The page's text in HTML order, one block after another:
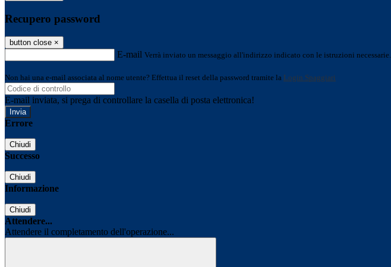
Recupero password
button close ×
E-mail Verrà inviato un messaggio all'indirizzo indicato con le istruzioni necessarie.
Non hai una e-mail associata al nome utente? Effettua il reset della password tramite la Login Spaggiari
E-mail inviata, si prega di controllare la casella di posta elettronica!
Errore
Chiudi
Successo
Chiudi
Informazione
Chiudi
Attendere...
Attendere il completamento dell'operazione...